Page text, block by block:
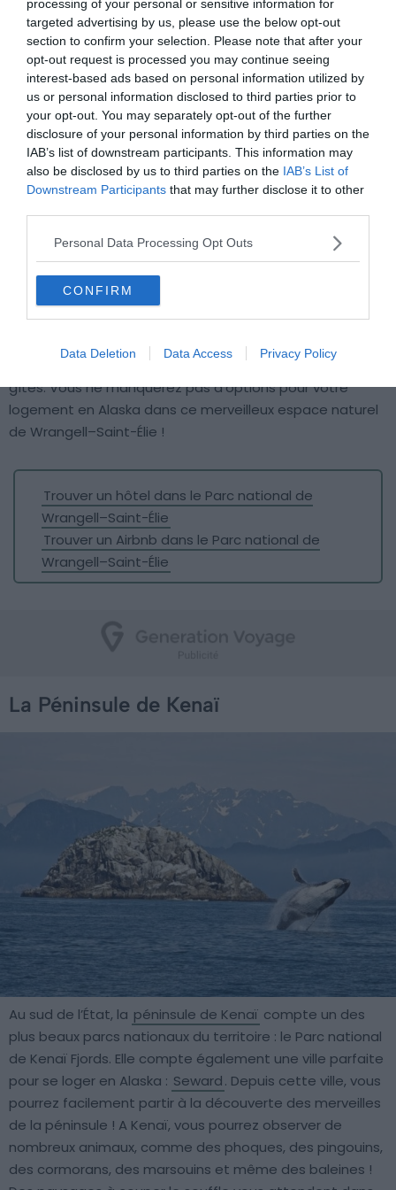
processing of your personal or sensitive information for
targeted advertising by us, please use the below opt-out
section to confirm your selection. Please note that after your
opt-out request is processed you may continue seeing
interest-based ads based on personal information utilized by
us or personal information disclosed to third parties prior to
your opt-out. You may separately opt-out of the further
disclosure of your personal information by third parties on the
IAB’s list of downstream participants. This information may
also be disclosed by us to third parties on the IAB’s List of
Downstream Participants that may further disclose it to other
Personal Data Processing Opt Outs
CONFIRM
Data Deletion Data Access Privacy Policy
Parc National
est un paradis naturel
où se trouve quantités de glaciers, lacs, montagnes et
cascades ! C’est également un espace sauvage riche
en espèces animales. Il est possible de se loger en
Alaska autour de ce Parc national et même dedans ! A
se trouve de nombreux hôtels, auberges et
gîtes. Vous ne manquerez pas d’options pour votre
logement en Alaska dans ce merveilleux espace naturel
de Wrangell–Saint-Élie !
Trouver un hôtel dans le Parc national de
Wrangell–Saint-Élie
Trouver un Airbnb dans le Parc national de
Wrangell–Saint-Élie
La Péninsule de Kenaï
Au sud de l’État, la péninsule de Kenaï compte un des
plus beaux parcs nationaux du territoire : le Parc national
de Kenaï Fjords. Elle compte également une ville parfaite
pour se loger en Alaska : Seward. Depuis cette ville, vous
pourrez facilement partir à la découverte des merveilles
de la péninsule ! A Kenaï, vous pourrez observer de
nombreux animaux, comme des phoques, des pingouins,
des cormorans, des marsouins et même des baleines !